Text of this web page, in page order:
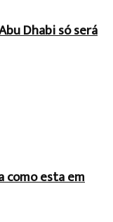
Dhabi só será
como esta em